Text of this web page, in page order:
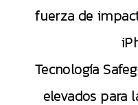
fuerza de
Tecnología
elevados para